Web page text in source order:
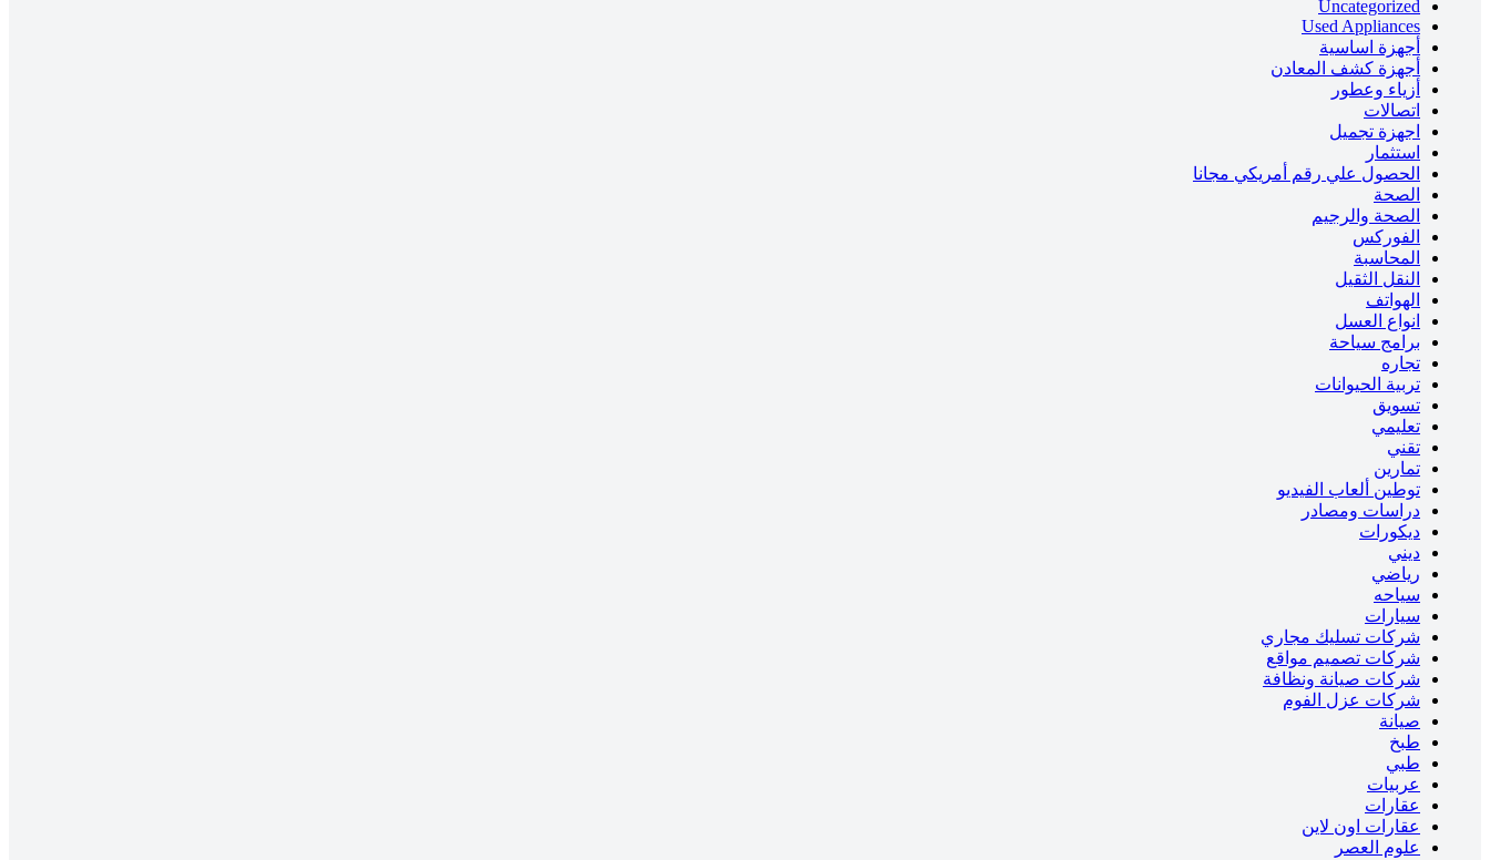
Uncategorized
Used Appliances
أجهزة اساسية
أجهزة كشف المعادن
أزياء وعطور
اتصالات
اجهزة تجميل
استثمار
الحصول علي رقم أمريكي مجانا
الصحة
الصحة والرجيم
الفوركس
المحاسبة
النقل الثقيل
الهواتف
انواع العسل
برامج سياحة
تجاره
تربية الحيوانات
تسويق
تعليمي
تقني
تمارين
توطين ألعاب الفيديو
دراسات ومصادر
ديكورات
ديني
رياضي
سياحه
سيارات
شركات تسليك مجاري
شركات تصميم مواقع
شركات صيانة ونظافة
شركات عزل الفوم
صيانة
طبخ
طبي
عربيات
عقارات
عقارات اون لاين
علوم العصر